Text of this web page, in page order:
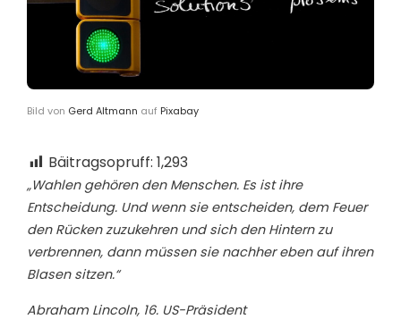
Bild von Gerd Altmann auf Pixabay
Bäitragsopruff: 1,293
„Wahlen gehören den Menschen. Es ist ihre
Entscheidung. Und wenn sie entscheiden, dem Feuer
den Rücken zuzukehren und sich den Hintern zu
verbrennen, dann müssen sie nachher eben auf ihren
Blasen sitzen.“
Abraham Lincoln, 16. US-Präsident